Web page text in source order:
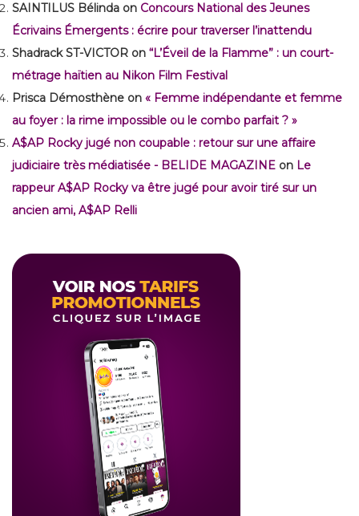
SAINTILUS Bélinda on Concours National des Jeunes
Écrivains Émergents : écrire pour traverser l’inattendu
Shadrack ST-VICTOR on “L’Éveil de la Flamme” : un court-
métrage haïtien au Nikon Film Festival
Prisca Démosthène on « Femme indépendante et femme
au foyer : la rime impossible ou le combo parfait ? »
A$AP Rocky jugé non coupable : retour sur une affaire
judiciaire très médiatisée - BELIDE MAGAZINE on Le
rappeur A$AP Rocky va être jugé pour avoir tiré sur un
ancien ami, A$AP Relli